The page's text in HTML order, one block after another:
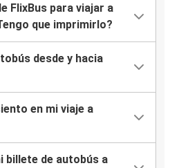
FlixBus para viajar a
que imprimirlo?
desde y hacia
en mi viaje a
billete de autobús a